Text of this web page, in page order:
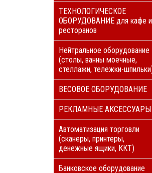
ТЕХНОЛОГИЧЕСКОЕ
ОБОРУДОВАНИЕ для кафе и
ресторанов
Нейтральное оборудование
(столы, ванны моечные,
стеллажи, тележки-
ВЕСОВОЕ ОБОРУДОВАНИЕ
РЕКЛАМНЫЕ АКСЕССУАРЫ
Автоматизация торговли
(сканеры, принтеры,
денежные ящики, ККТ)
Банковское оборудование